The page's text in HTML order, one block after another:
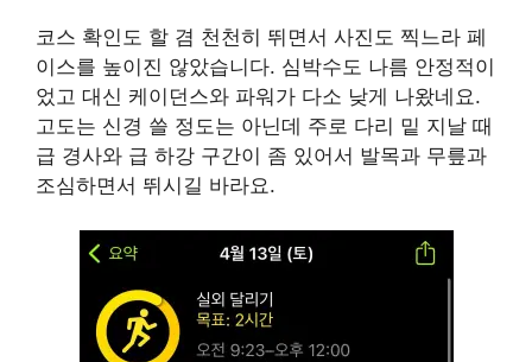
코스 확인도 할 겸 천천히 뛰면서 사진도 찍느라 페
이스를 높이진 않았습니다. 심박수도 나름 안정적이
었고 대신 케이던스와 파워가 다소 낮게 나왔네요.
고도는 신경 쓸 정도는 아닌데 주로 다리 밑 지날 때
급 경사와 급 하강 구간이 좀 있어서 발목과 무릎과
조심하면서 뛰시길 바라요.